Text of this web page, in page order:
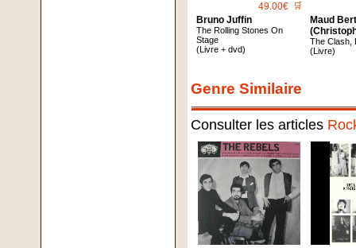
49.00€ 🛒
Bruno Juffin
The Rolling Stones On
Stage
(Livre + dvd)
Maud
The Clash,
(Livre)
Genre Similaire
Consulter les articles